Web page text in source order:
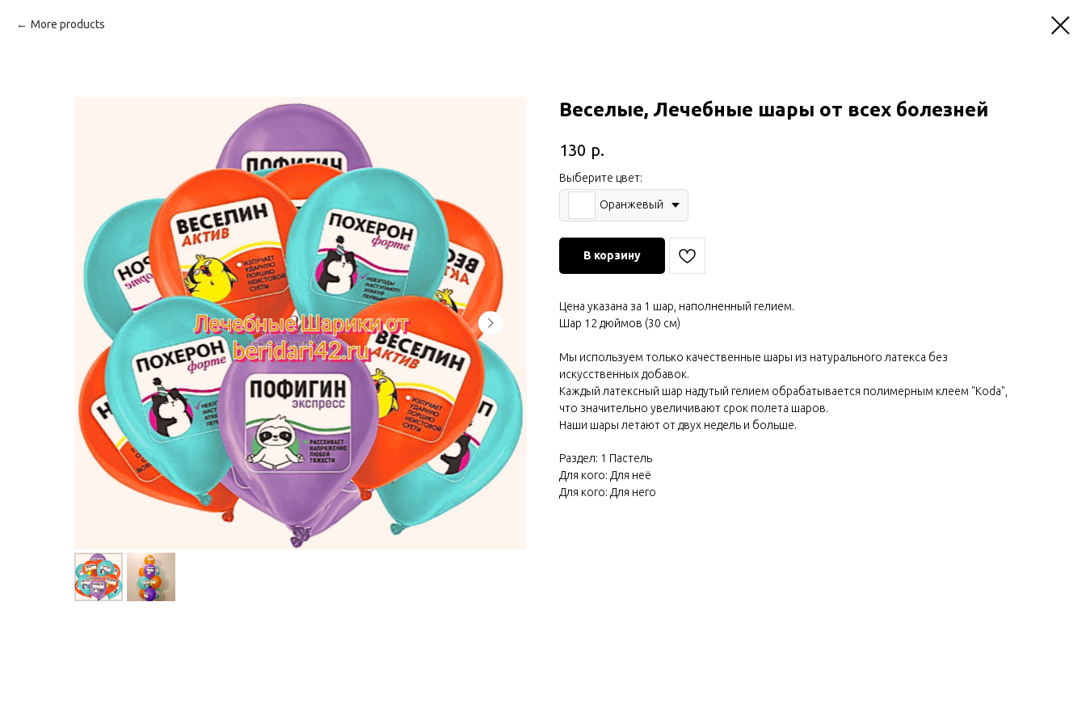
More products
Веселые, Лечебные шары от всех болезней
130 р.
Выберите цвет:
Оранжевый
В корзину
Цена указана за 1 шар, наполненный гелием.
Шар 12 дюймов (30 см)
Мы используем только качественные шары из натурального латекса без
искусственных добавок.
Каждый латексный шар надутый гелием обрабатывается полимерным клеем "Koda",
что значительно увеличивают срок полета шаров.
Наши шары летают от двух недель и больше.
Раздел: 1 Пастель
Для кого: Для неё
Для кого: Для него